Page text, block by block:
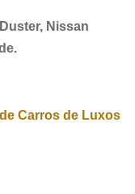
Nissan
Carros de Luxos